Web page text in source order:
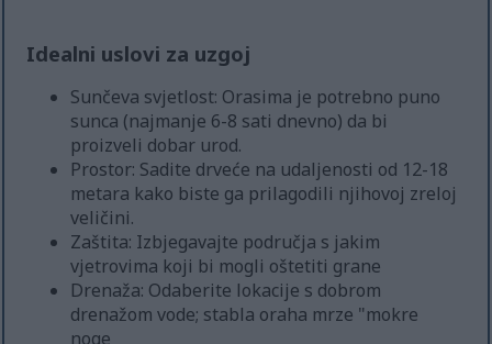
Idealni uslovi za uzgoj
Sunčeva svjetlost: Orasima je potrebno puno
sunca (najmanje 6-8 sati dnevno) da bi
proizveli dobar urod.
Prostor: Sadite drveće na udaljenosti od 12-18
metara kako biste ga prilagodili njihovoj zreloj
veličini.
Zaštita: Izbjegavajte područja s jakim
vjetrovima koji bi mogli oštetiti grane
Drenaža: Odaberite lokacije s dobrom
drenažom vode; stabla oraha mrze "mokre
noge